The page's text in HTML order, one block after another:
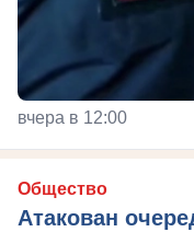
вчера в 12:00
Общество
Атакован